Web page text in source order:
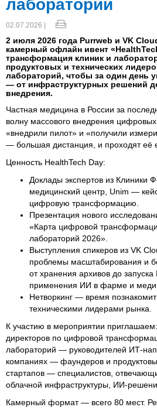
лабораторий
02.07.2026 |
2 июля 2026 года Purrweb и VK
камерный офлайн ивент
трансформация клиник и
продуктовых и технических
лабораторий, чтобы за один день
— от инфраструктурных решений
внедрения.
Частная медицина в России за
волну массового внедрения
«внедрили пилот» и «получили
— большая дистанция, и проходят её
Ценность HealthTech Day:
Доклады экспертов из Клиники
медицинский центр, Unim —
цифровую трансформацию.
Презентация нового
«Карта цифровой
лабораторий 2026».
Выступления спикеров из VK
проблемы масштабирования и
от хранения архивов до
применения ИИ в фарме и
Нетворкинг — время
техническими лидерами рынка.
К участию в мероприятии
директоров по цифровой
лабораторий — руководителей ИТ-
компаниях — фаундеров и
стартапов — специалистов,
облачной инфраструктуры, ИИ-
Камерный формат — всего 80 мест.